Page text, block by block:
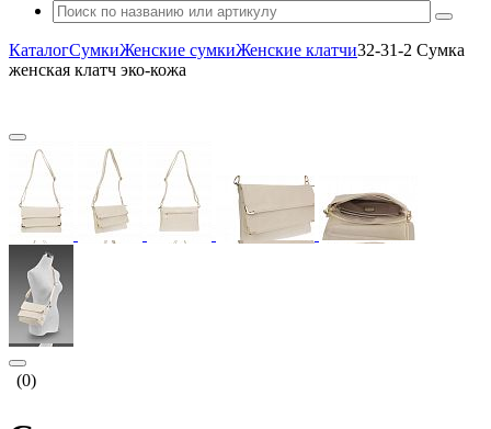
КаталогСумкиЖенские сумкиЖенские клатчи32-31-2 Сумка
женская клатч эко-кожа
(0)